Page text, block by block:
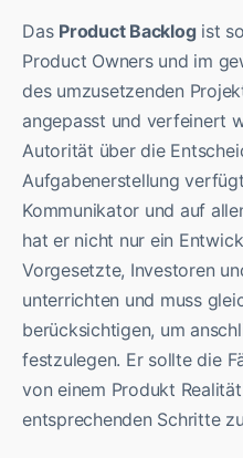
Das Product Backlogist
Product Owners und im
des umzusetzenden
angepasst und verfeinert
Autorität über die
Aufgabenerstellung
Kommunikator und auf
hat er nicht nur ein
Vorgesetzte, Investoren
unterrichten und muss
berücksichtigen, um
festzulegen. Er sollte die
von einem Produkt
entsprechenden Schritte